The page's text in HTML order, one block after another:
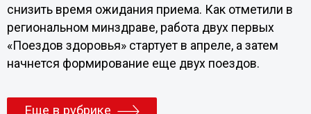
снизить время ожидания приема. Как отметили в
региональном минздраве, работа двух первых
«Поездов здоровья» стартует в апреле, а затем
начнется формирование еще двух поездов.
Еще в рубрике